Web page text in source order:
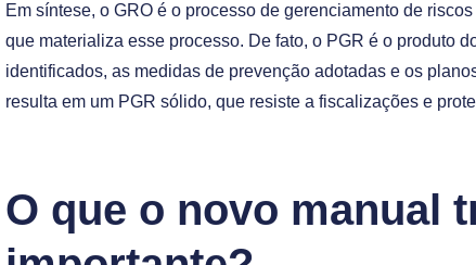
Em síntese, o GRO é o processo de gerenciamento de
que materializa esse processo. De fato, o PGR é o produto
identificados, as medidas de prevenção adotadas e os
resulta em um PGR sólido, que resiste a fiscalizações e
O que o novo manual